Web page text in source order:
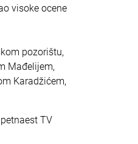
visoke ocene
pozorištu,
Mađelijem,
Karadžićem,
TV